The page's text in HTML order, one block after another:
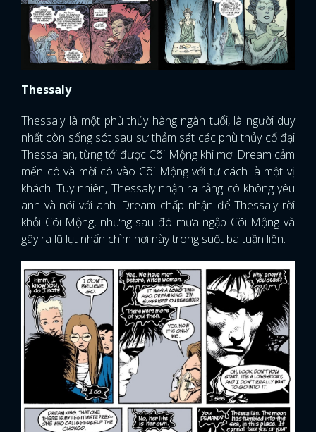
Thessaly
Thessaly là một phù thủy hàng ngàn tuổi, là người duy
nhất còn sống sót sau sự thảm sát các phù thủy cổ đại
Thessalian, từng tới được Cõi Mộng khi mơ. Dream cảm
mến cô và mời cô vào Cõi Mộng với tư cách là một vị
khách. Tuy nhiên, Thessaly nhận ra rằng cô không yêu
anh và nói với anh. Dream chấp nhận để Thessaly rời
khỏi Cõi Mộng, nhưng sau đó mưa ngập Cõi Mộng và
gây ra lũ lụt nhấn chìm nơi này trong suốt ba tuần liền.